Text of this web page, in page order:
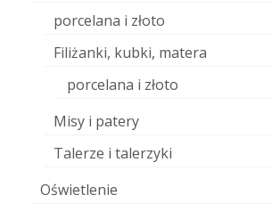
porcelana i złoto
Filiżanki, kubki, matera
porcelana i złoto
Misy i patery
Talerze i talerzyki
Oświetlenie